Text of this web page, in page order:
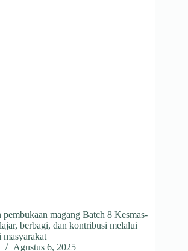
pembukaan magang Batch 8 Kesmas-
berbagi, dan kontribusi melalui
masyarakat
Agustus 6, 2025